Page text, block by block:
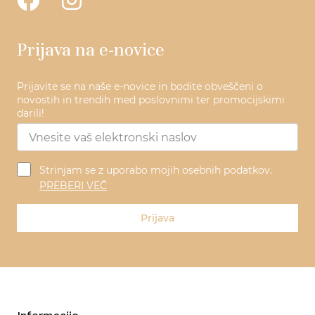
Prijava na e-novice
Prijavite se na naše e-novice in bodite obveščeni o
novostih in trendih med poslovnimi ter promocijskimi
darili!
Strinjam se z uporabo mojih osebnih podatkov.
PREBERI VEČ
Prijava